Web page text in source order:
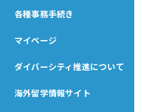
各種事務手続き
マイページ
ダイバーシティ推進について
海外留学情報サイト